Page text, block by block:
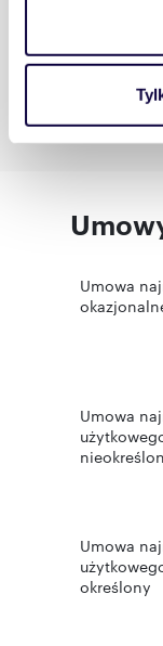
Wykorzystujemy
i reklam, aby
korzystasz z
korzystania z ich
odbiorczy
Umowa
Umowa
Umowa
określony